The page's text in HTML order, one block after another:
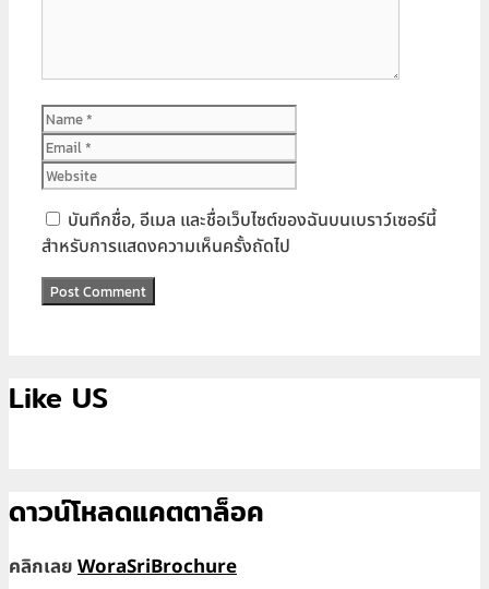
Name
บันทึกชื่อ, อีเมล และชื่อเว็บไซต์ของฉันบนเบราว์เซอร์นี้
สำหรับการแสดงความเห็นครั้งถัดไป
Like US
ดาวน์โหลดแคตตาล็อค
คลิกเลยWoraSriBrochure